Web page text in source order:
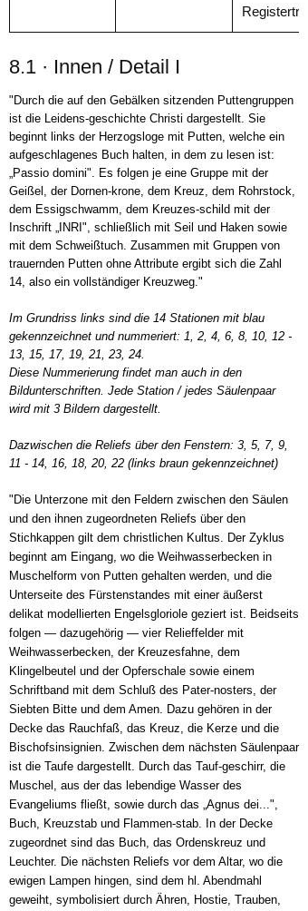
8.1 · Innen / Detail I
"Durch die auf den Gebälken sitzenden Puttengruppen
ist die Leidens-geschichte Christi dargestellt. Sie
beginnt links der Herzogsloge mit Putten, welche ein
aufgeschlagenes Buch halten, in dem zu lesen ist:
„Passio domini". Es folgen je eine Gruppe mit der
Geißel, der Dornen-krone, dem Kreuz, dem Rohrstock,
dem Essigschwamm, dem Kreuzes-schild mit der
Inschrift „INRI", schließlich mit Seil und Haken sowie
mit dem Schweißtuch. Zusammen mit Gruppen von
trauernden Putten ohne Attribute ergibt sich die Zahl
14, also ein vollständiger Kreuzweg."
Im Grundriss links sind die 14 Stationen mit blau
gekennzeichnet und nummeriert: 1, 2, 4, 6, 8, 10, 12 -
13, 15, 17, 19, 21, 23, 24.
Diese Nummerierung findet man auch in den
Bildunterschriften. Jede Station / jedes Säulenpaar
wird mit 3 Bildern dargestellt.
Dazwischen die Reliefs über den Fenstern: 3, 5, 7, 9,
11 - 14, 16, 18, 20, 22 (links braun gekennzeichnet)
"Die Unterzone mit den Feldern zwischen den Säulen
und den ihnen zugeordneten Reliefs über den
Stichkappen gilt dem christlichen Kultus. Der Zyklus
beginnt am Eingang, wo die Weihwasserbecken in
Muschelform von Putten gehalten werden, und die
Unterseite des Fürstenstandes mit einer äußerst
delikat modellierten Engelsgloriole geziert ist. Beidseits
folgen — dazugehörig — vier Relieffelder mit
Weihwasserbecken, der Kreuzesfahne, dem
Klingelbeutel und der Opferschale sowie einem
Schriftband mit dem Schluß des Pater-nosters, der
Siebten Bitte und dem Amen. Dazu gehören in der
Decke das Rauchfaß, das Kreuz, die Kerze und die
Bischofsinsignien. Zwischen dem nächsten Säulenpaar
ist die Taufe dargestellt. Durch das Tauf-geschirr, die
Muschel, aus der das lebendige Wasser des
Evangeliums fließt, sowie durch das „Agnus dei...",
Buch, Kreuzstab und Flammen-stab. In der Decke
zugeordnet sind das Buch, das Ordenskreuz und
Leuchter. Die nächsten Reliefs vor dem Altar, wo die
ewigen Lampen hingen, sind dem hl. Abendmahl
geweiht, symbolisiert durch Ähren, Hostie, Trauben,